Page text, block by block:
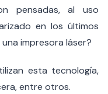
pensadas, al uso
en los últimos
impresora láser?
esta tecnología,
entre otros.